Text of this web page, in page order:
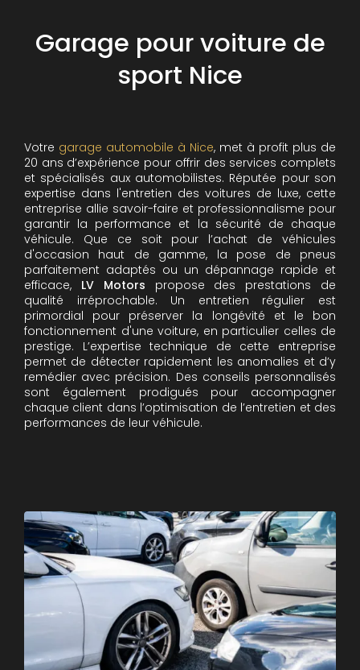
Garage pour voiture de
sport Nice
Votre garage automobile à Nice, met à profit plus de
20 ans d’expérience pour offrir des services complets
et spécialisés aux automobilistes. Réputée pour son
expertise dans l'entretien des voitures de luxe, cette
entreprise allie savoir-faire et professionnalisme pour
garantir la performance et la sécurité de chaque
véhicule. Que ce soit pour l’achat de véhicules
d'occasion haut de gamme, la pose de pneus
parfaitement adaptés ou un dépannage rapide et
efficace, LV Motors propose des prestations de
qualité irréprochable. Un entretien régulier est
primordial pour préserver la longévité et le bon
fonctionnement d'une voiture, en particulier celles de
prestige. L’expertise technique de cette entreprise
permet de détecter rapidement les anomalies et d’y
remédier avec précision. Des conseils personnalisés
sont également prodigués pour accompagner
chaque client dans l’optimisation de l’entretien et des
performances de leur véhicule.